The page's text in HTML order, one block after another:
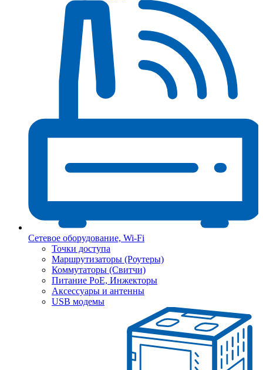
Сетевое оборудование, Wi-Fi
Точки доступа
Маршрутизаторы (Роутеры)
Коммутаторы (Свитчи)
Питание PoE, Инжекторы
Аксессуары и антенны
USB модемы